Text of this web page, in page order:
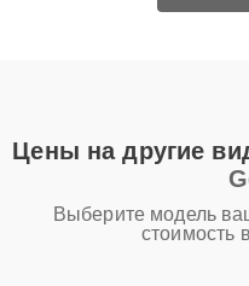
Цены на другие
Выберите модель
стоимость